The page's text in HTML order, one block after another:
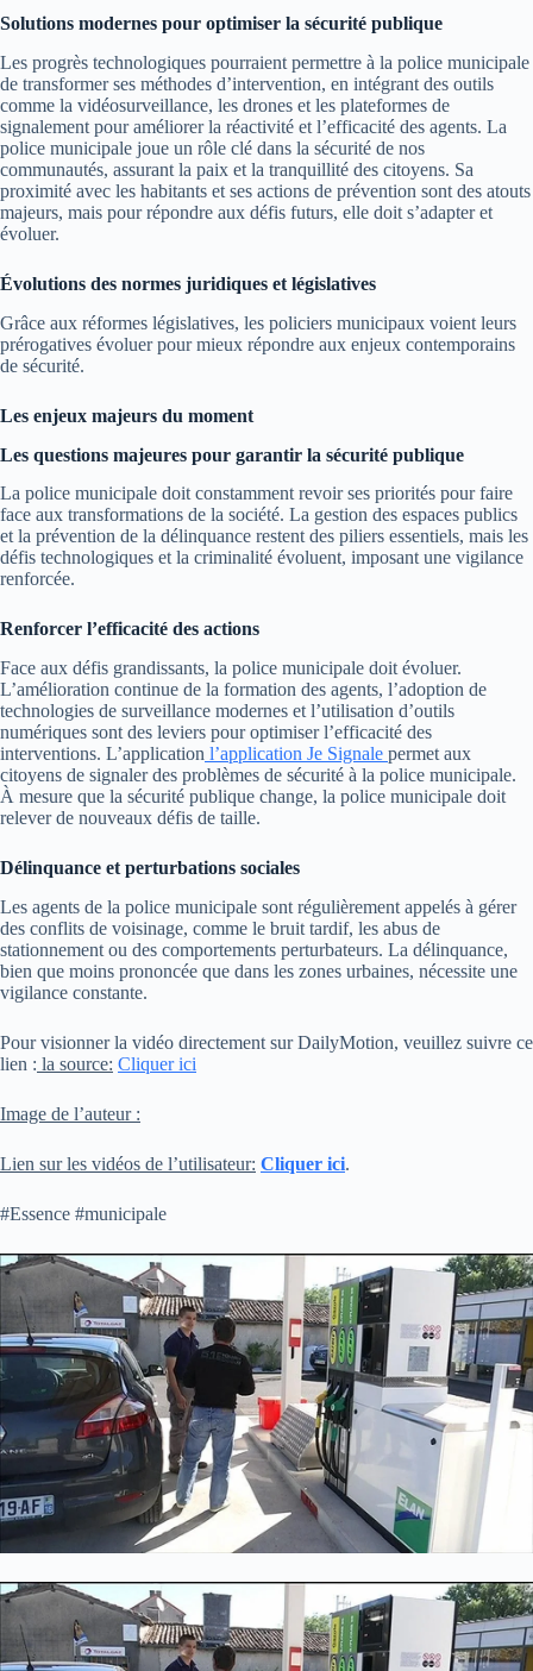
Solutions modernes pour optimiser la sécurité publique
Les progrès technologiques pourraient permettre à la police municipale
de transformer ses méthodes d’intervention, en intégrant des outils
comme la vidéosurveillance, les drones et les plateformes de
signalement pour améliorer la réactivité et l’efficacité des agents. La
police municipale joue un rôle clé dans la sécurité de nos
communautés, assurant la paix et la tranquillité des citoyens. Sa
proximité avec les habitants et ses actions de prévention sont des atouts
majeurs, mais pour répondre aux défis futurs, elle doit s’adapter et
évoluer.
Évolutions des normes juridiques et législatives
Grâce aux réformes législatives, les policiers municipaux voient leurs
prérogatives évoluer pour mieux répondre aux enjeux contemporains
de sécurité.
Les enjeux majeurs du moment
Les questions majeures pour garantir la sécurité publique
La police municipale doit constamment revoir ses priorités pour faire
face aux transformations de la société. La gestion des espaces publics
et la prévention de la délinquance restent des piliers essentiels, mais les
défis technologiques et la criminalité évoluent, imposant une vigilance
renforcée.
Renforcer l’efficacité des actions
Face aux défis grandissants, la police municipale doit évoluer.
L’amélioration continue de la formation des agents, l’adoption de
technologies de surveillance modernes et l’utilisation d’outils
numériques sont des leviers pour optimiser l’efficacité des
interventions. L’application l’application Je Signale permet aux
citoyens de signaler des problèmes de sécurité à la police municipale.
À mesure que la sécurité publique change, la police municipale doit
relever de nouveaux défis de taille.
Délinquance et perturbations sociales
Les agents de la police municipale sont régulièrement appelés à gérer
des conflits de voisinage, comme le bruit tardif, les abus de
stationnement ou des comportements perturbateurs. La délinquance,
bien que moins prononcée que dans les zones urbaines, nécessite une
vigilance constante.
Pour visionner la vidéo directement sur DailyMotion, veuillez suivre ce
lien : la source: Cliquer ici
Image de l’auteur :
Lien sur les vidéos de l’utilisateur: Cliquer ici.
#Essence #municipale